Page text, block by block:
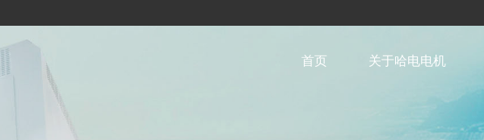
首页 关于哈电电机